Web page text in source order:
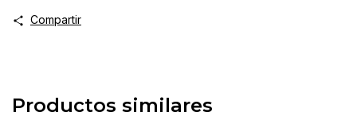
Compartir
Productos similares